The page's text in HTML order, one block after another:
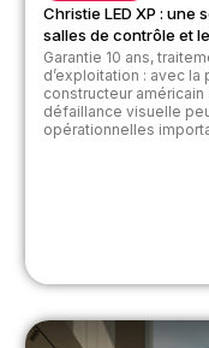
Christie LED XP : une
salles de contrôle et
Garantie 10 ans,
d’exploitation : avec la
constructeur
défaillance visuelle
opérationnelles